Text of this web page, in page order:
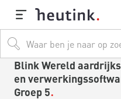
Blink Wereld
en
Groep 5